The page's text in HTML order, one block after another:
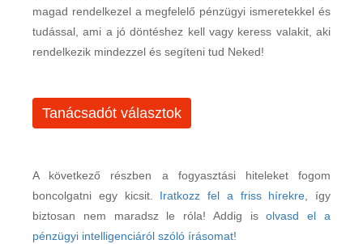
magad rendelkezel a megfelelő pénzügyi ismeretekkel és
tudással, ami a jó döntéshez kell vagy keress valakit, aki
rendelkezik mindezzel és segíteni tud Neked!
Tanácsadót választok
A következő részben a fogyasztási hiteleket fogom
boncolgatni egy kicsit. Iratkozz fel a friss hírekre, így
biztosan nem maradsz le róla! Addig isolvasd el a
pénzügyi intelligenciáról szóló írásomat!